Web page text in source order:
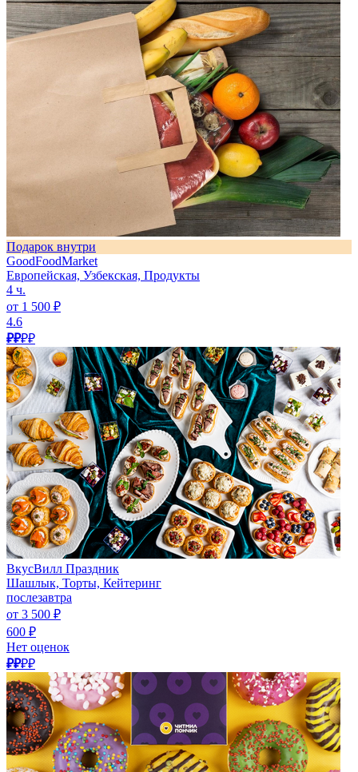
Подарок внутри
GoodFoodMarket
Европейская, Узбекская, Продукты
4 ч.
от 1 500 ₽
4.6
₽₽₽₽
ВкусВилл Праздник
Шашлык, Торты, Кейтеринг
послезавтра
от 3 500 ₽
600 ₽
Нет оценок
₽₽₽₽